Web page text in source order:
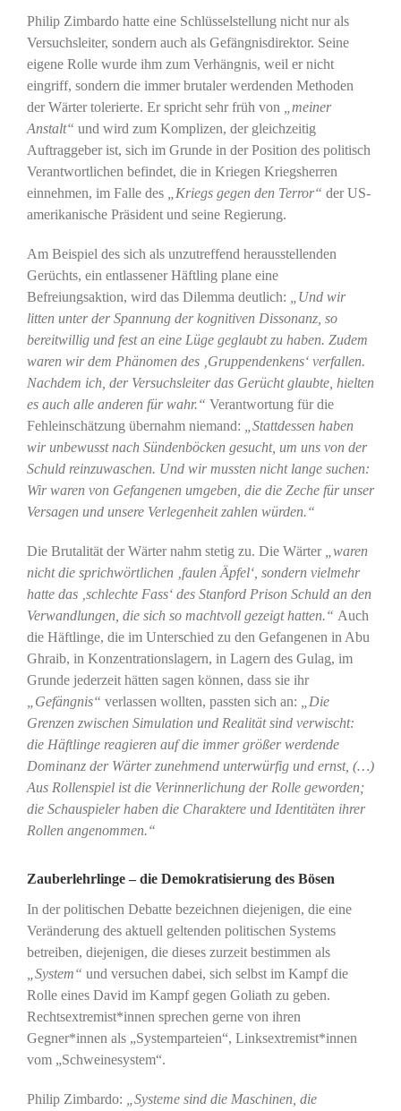
Philip Zimbardo hatte eine Schlüsselstellung nicht nur als
Versuchsleiter, sondern auch als Gefängnisdirektor. Seine
eigene Rolle wurde ihm zum Verhängnis, weil er nicht
eingriff, sondern die immer brutaler werdenden Methoden
der Wärter tolerierte. Er spricht sehr früh von
„meiner
Anstalt“ und wird zum Komplizen, der gleichzeitig
Auftraggeber ist, sich im Grunde in der Position des politisch
Verantwortlichen befindet, die in Kriegen Kriegsherren
einnehmen, im Falle des
„Kriegs gegen den Terror“ der US-
amerikanische Präsident und seine Regierung.
Am Beispiel des sich als unzutreffend herausstellenden
Gerüchts, ein entlassener Häftling plane eine
Befreiungsaktion, wird das Dilemma deutlich:
„Und wir
litten unter der Spannung der kognitiven Dissonanz, so
bereitwillig und fest an eine Lüge geglaubt zu haben. Zudem
waren wir dem Phänomen des ‚Gruppendenkens‘ verfallen.
Nachdem ich, der Versuchsleiter das Gerücht glaubte, hielten
es auch alle anderen für wahr.“ Verantwortung für die
Fehleinschätzung übernahm niemand:
„Stattdessen haben
wir unbewusst nach Sündenböcken gesucht, um uns von der
Schuld reinzuwaschen. Und wir mussten nicht lange suchen:
Wir waren von Gefangenen umgeben, die die Zeche für unser
Versagen und unsere Verlegenheit zahlen würden.“
Die Brutalität der Wärter nahm stetig zu. Die Wärter
„waren
nicht die sprichwörtlichen ‚faulen Äpfel‘, sondern vielmehr
hatte das ‚schlechte Fass‘ des Stanford Prison Schuld an den
Verwandlungen, die sich so machtvoll gezeigt hatten.“ Auch
die Häftlinge, die im Unterschied zu den Gefangenen in Abu
Ghraib, in Konzentrationslagern, in Lagern des Gulag, im
Grunde jederzeit hätten sagen können, dass sie ihr
„Gefängnis“ verlassen wollten, passten sich an:
„Die
Grenzen zwischen Simulation und Realität sind verwischt:
die Häftlinge reagieren auf die immer größer werdende
Dominanz der Wärter zunehmend unterwürfig und ernst, (…)
Aus Rollenspiel ist die Verinnerlichung der Rolle geworden;
die Schauspieler haben die Charaktere und Identitäten ihrer
Rollen angenommen.“
Zauberlehrlinge – die Demokratisierung des Bösen
In der politischen Debatte bezeichnen diejenigen, die eine
Veränderung des aktuell geltenden politischen Systems
betreiben, diejenigen, die dieses zurzeit bestimmen als
„System“ und versuchen dabei, sich selbst im Kampf die
Rolle eines David im Kampf gegen Goliath zu geben.
Rechtsextremist*innen sprechen gerne von ihren
Gegner*innen als „Systemparteien“, Linksextremist*innen
vom „Schweinesystem“.
Philip Zimbardo:
„Systeme sind die Maschinen, die